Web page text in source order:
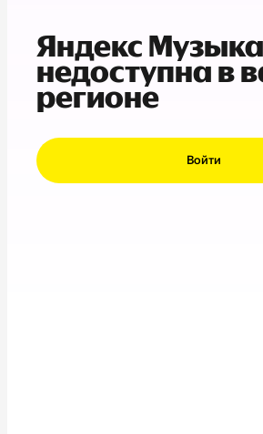
Яндекс Музыка
недоступна в
регионе
Войти